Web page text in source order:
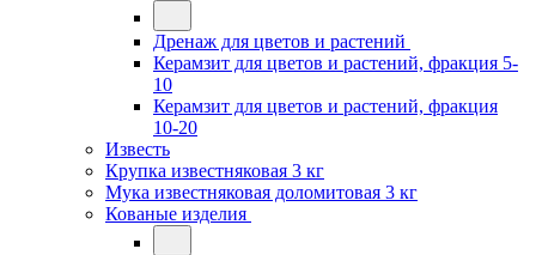
Дренаж для цветов и растений
Керамзит для цветов и растений, фракция 5-
10
Керамзит для цветов и растений, фракция
10-20
Известь
Крупка известняковая 3 кг
Мука известняковая доломитовая 3 кг
Кованые изделия